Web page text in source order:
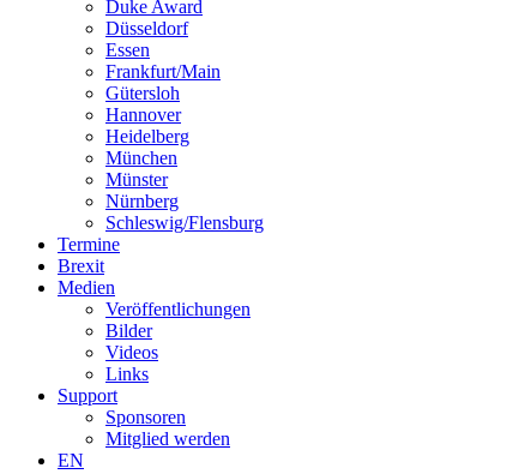
Duke Award
Düsseldorf
Essen
Frankfurt/Main
Gütersloh
Hannover
Heidelberg
München
Münster
Nürnberg
Schleswig/Flensburg
Termine
Brexit
Medien
Veröffentlichungen
Bilder
Videos
Links
Support
Sponsoren
Mitglied werden
EN